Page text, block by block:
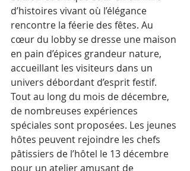
d’histoires vivant où l’élégance
rencontre la féerie des fêtes. Au
cœur du lobby se dresse une maison
en pain d’épices grandeur nature,
accueillant les visiteurs dans un
univers débordant d’esprit festif.
Tout au long du mois de décembre,
de nombreuses expériences
spéciales sont proposées. Les jeunes
hôtes peuvent rejoindre les chefs
pâtissiers de l’hôtel le 13 décembre
pour un atelier amusant de